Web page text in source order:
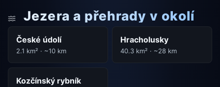
Jezera a přehrady v okolí
České údolí
2.1 km² · ~10 km
Hracholusky
40.3 km² · ~28 km
Kozčínský rybník